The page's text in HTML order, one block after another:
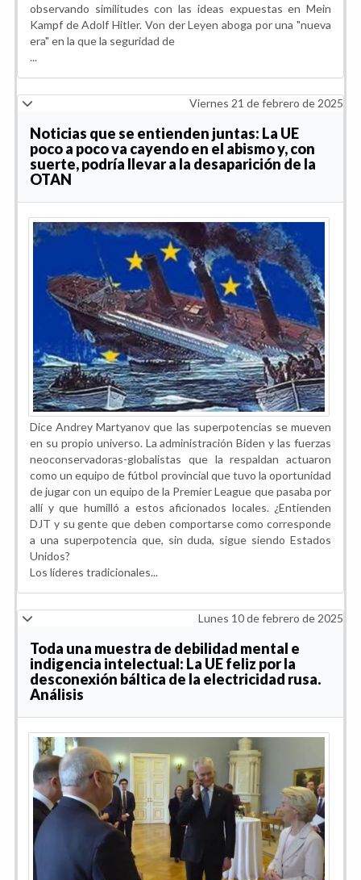
observando similitudes con las ideas expuestas en Mein
Kampf de Adolf Hitler. Von der Leyen aboga por una "nueva
era" en la que la seguridad de
...
Viernes 21 de febrero de 2025
Noticias que se entienden juntas: La UE
poco a poco va cayendo en el abismo y, con
suerte, podría llevar a la desaparición de la
OTAN
Dice Andrey Martyanov que las superpotencias se mueven
en su propio universo. La administración Biden y las fuerzas
neoconservadoras-globalistas que la respaldan actuaron
como un equipo de fútbol provincial que tuvo la oportunidad
de jugar con un equipo de la Premier League que pasaba por
allí y que humilló a estos aficionados locales. ¿Entienden
DJT y su gente que deben comportarse como corresponde
a una superpotencia que, sin duda, sigue siendo Estados
Unidos?
Los líderes tradicionales...
Lunes 10 de febrero de 2025
Toda una muestra de debilidad mental e
indigencia intelectual: La UE feliz por la
desconexión báltica de la electricidad rusa.
Análisis